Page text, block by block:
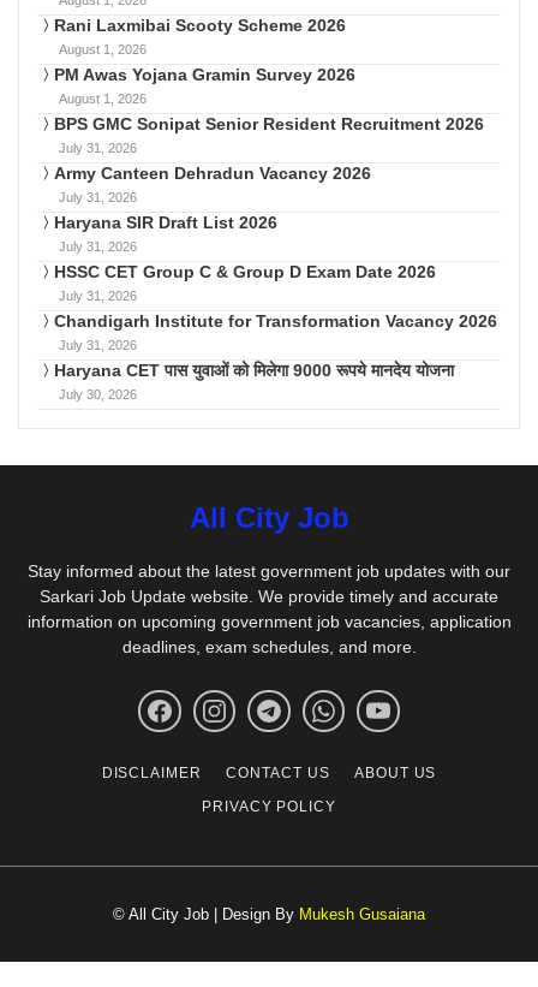
Rani Laxmibai Scooty Scheme 2026
August 1, 2026
PM Awas Yojana Gramin Survey 2026
August 1, 2026
BPS GMC Sonipat Senior Resident Recruitment 2026
July 31, 2026
Army Canteen Dehradun Vacancy 2026
July 31, 2026
Haryana SIR Draft List 2026
July 31, 2026
HSSC CET Group C & Group D Exam Date 2026
July 31, 2026
Chandigarh Institute for Transformation Vacancy 2026
July 31, 2026
Haryana CET पास युवाओं को मिलेगा 9000 रूपये मानदेय योजना
July 30, 2026
All City Job
Stay informed about the latest government job updates with our
Sarkari Job Update website. We provide timely and accurate
information on upcoming government job vacancies, application
deadlines, exam schedules, and more.
DISCLAIMER CONTACT US
ABOUT US
PRIVACY POLICY
© All City Job | Design By Mukesh Gusaiana